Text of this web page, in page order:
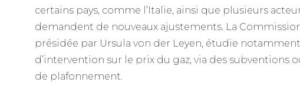
certains pays, comme l’Italie, ainsi que plusieurs
demandent de nouveaux ajustements. La
présidée par Ursula von der Leyen, étudie
d’intervention sur le prix du gaz, via des subventions
de plafonnement.